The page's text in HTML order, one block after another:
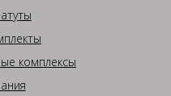
комплексы